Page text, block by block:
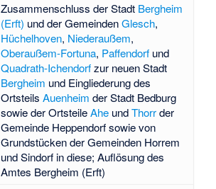
Zusammenschluss der Stadt Bergheim
(Erft) und der GemeindenGlesch,
Hüchelhoven, Niederaußem,
Oberaußem-Fortuna, Paffendorfund
Quadrath-Ichendorfzur neuen Stadt
Bergheim und Eingliederung des
Ortsteils Auenheim der Stadt Bedburg
sowie der OrtsteileAheundThorrder
Gemeinde Heppendorf sowie von
Grundstücken der Gemeinden Horrem
und Sindorf in diese; Auflösung des
Amtes Bergheim (Erft)